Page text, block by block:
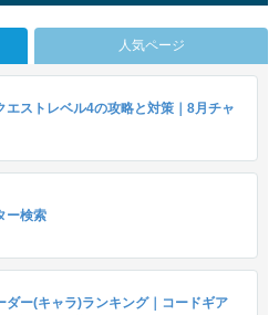
人気ページ
エストレベル4の攻略と対策｜8月チャ
ー検索
ダー(キャラ)ランキング｜コードギア